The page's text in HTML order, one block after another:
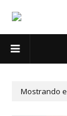
Mostrando